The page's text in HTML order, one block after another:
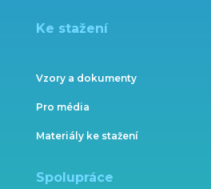
Ke stažení
Vzory a dokumenty
Pro média
Materiály ke stažení
Spolupráce